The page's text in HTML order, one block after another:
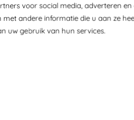
voor social media, adverteren
met andere informatie die u aan ze
uw gebruik van hun services.